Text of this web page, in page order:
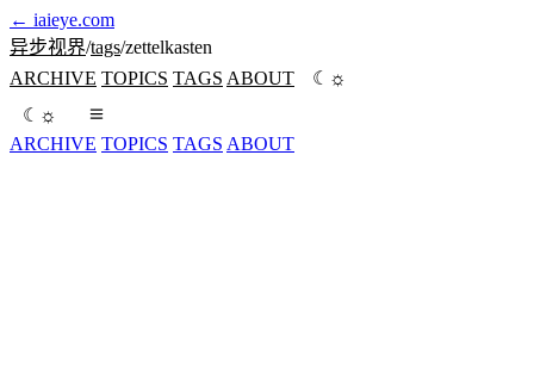
← iaieye.com
异步视界/tags/zettelkasten
ARCHIVE TOPICS TAGS ABOUT ☾ ☼
☾ ☼
ARCHIVE TOPICS TAGS ABOUT